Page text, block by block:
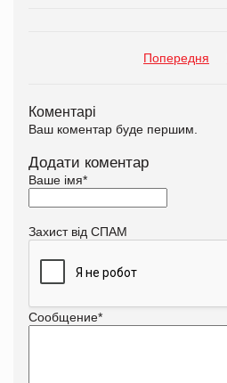
Попередня
Коментарі
Ваш коментар буде першим.
Додати коментар
Ваше імя*
Захист від СПАМ
Сообщение*